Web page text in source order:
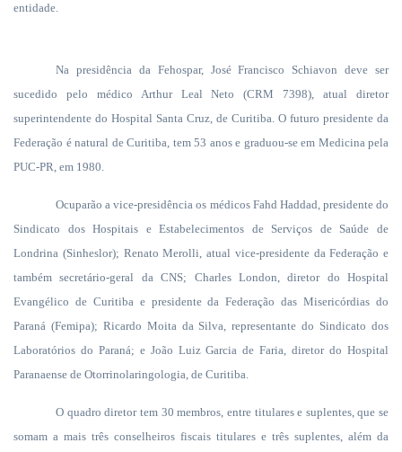
entidade.
Na presidência da Fehospar, José Francisco Schiavon deve ser
sucedido pelo médico Arthur Leal Neto (CRM 7398), atual diretor
superintendente do Hospital Santa Cruz, de Curitiba. O futuro presidente da
Federação é natural de Curitiba, tem 53 anos e graduou-se em Medicina pela
PUC-PR, em 1980.
Ocuparão a vice-presidência os médicos Fahd Haddad, presidente do
Sindicato dos Hospitais e Estabelecimentos de Serviços de Saúde de
Londrina (Sinheslor); Renato Merolli, atual vice-presidente da Federação e
também secretário-geral da CNS; Charles London, diretor do Hospital
Evangélico de Curitiba e presidente da Federação das Misericórdias do
Paraná (Femipa); Ricardo Moita da Silva, representante do Sindicato dos
Laboratórios do Paraná; e João Luiz Garcia de Faria, diretor do Hospital
Paranaense de Otorrinolaringologia, de Curitiba.
O quadro diretor tem 30 membros, entre titulares e suplentes, que se
somam a mais três conselheiros fiscais titulares e três suplentes, além da